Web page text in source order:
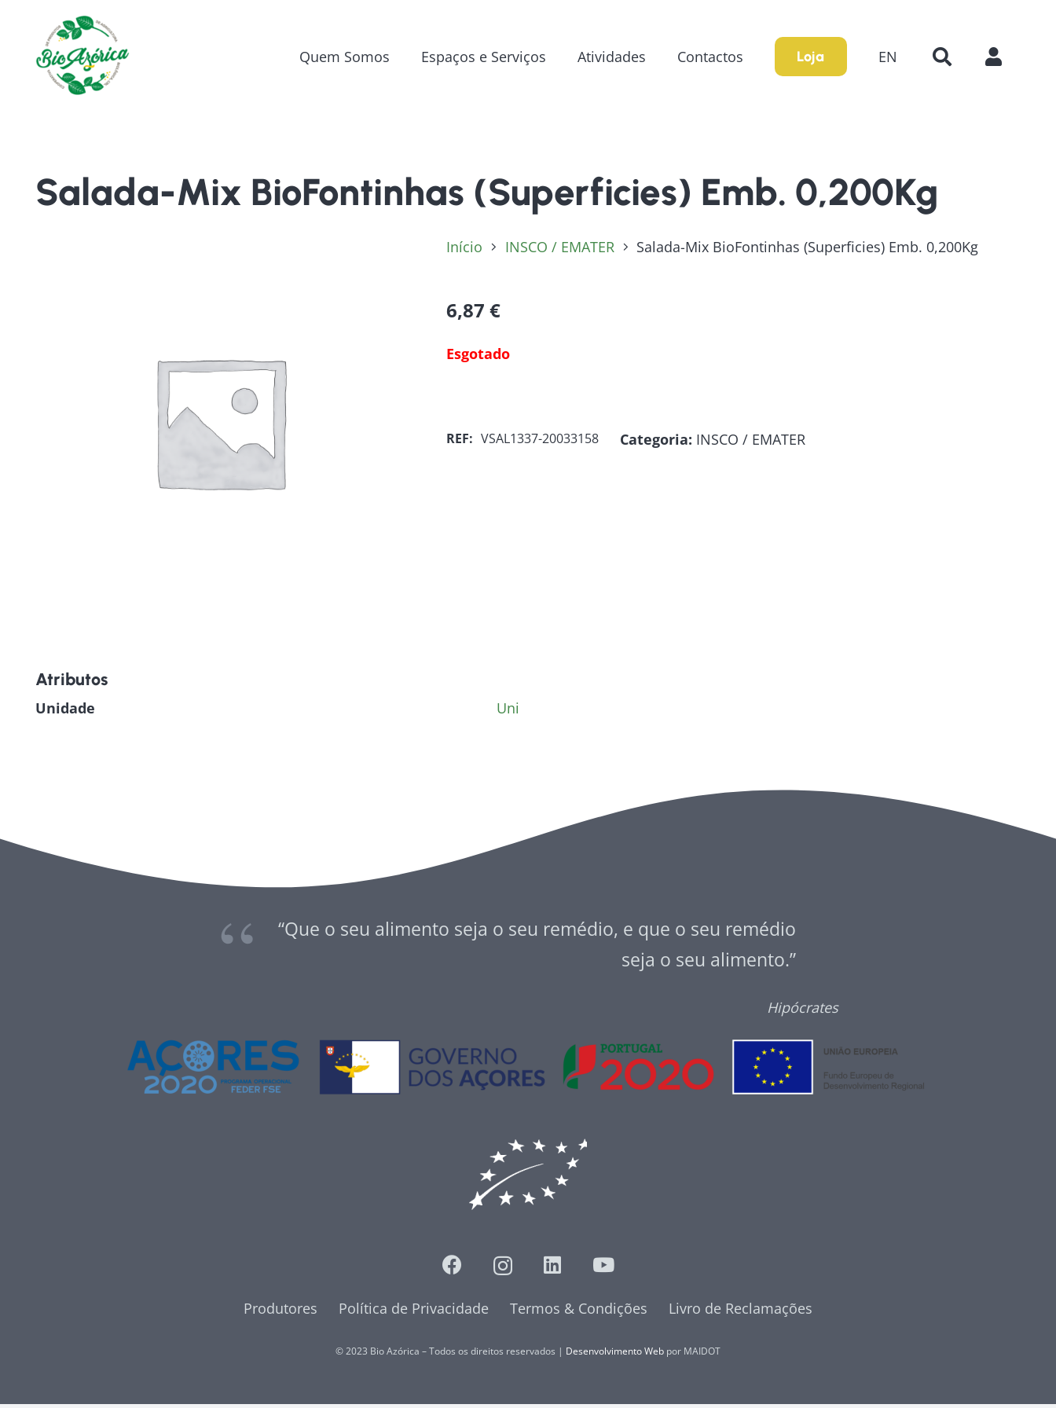
Quem Somos Espaços e Serviços Atividades Contactos Loja EN
Salada-Mix BioFontinhas (Superficies) Emb. 0,200Kg
Início INSCO / EMATER Salada-Mix BioFontinhas (Superficies) Emb. 0,200Kg
6,87€
Esgotado
REF: VSAL1337-20033158 Categoria: INSCO / EMATER
Atributos
Unidade Uni
“Que o seu alimento seja o seu remédio, e que o seu remédio
seja o seu alimento.”
Hipócrates
Produtores Política de Privacidade Termos & Condições Livro de Reclamações
© 2023 Bio Azórica – Todos os direitos reservados | Desenvolvimento Web por MAIDOT